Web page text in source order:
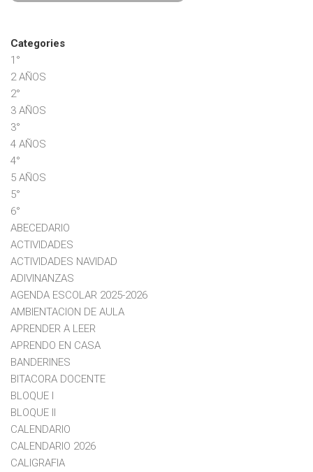
Categories
1°
2 AÑOS
2°
3 AÑOS
3°
4 AÑOS
4°
5 AÑOS
5°
6°
ABECEDARIO
ACTIVIDADES
ACTIVIDADES NAVIDAD
ADIVINANZAS
AGENDA ESCOLAR 2025-2026
AMBIENTACION DE AULA
APRENDER A LEER
APRENDO EN CASA
BANDERINES
BITACORA DOCENTE
BLOQUE I
BLOQUE II
CALENDARIO
CALENDARIO 2026
CALIGRAFIA